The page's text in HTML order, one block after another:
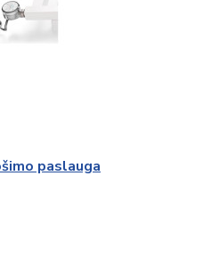
paslauga